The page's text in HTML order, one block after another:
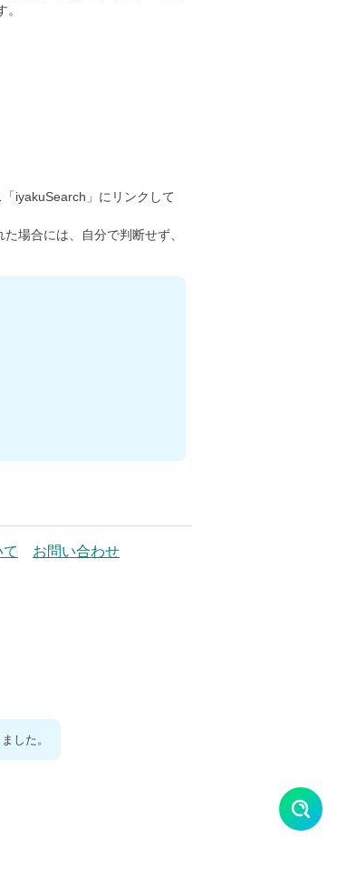
iyakuSearch」にリンクして
場合には、自分で判断せず、
お問い合わせ
した。